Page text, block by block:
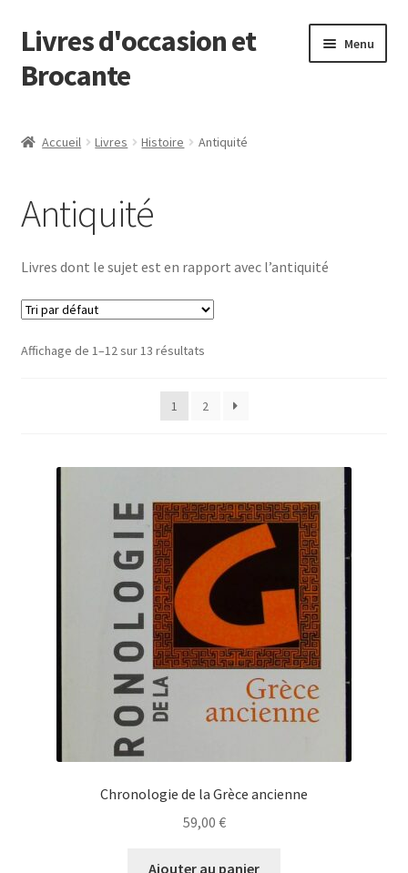
Aller
à
la
Aller
au
contenu
Livres d'occasion et
Brocante
Menu
Accueil Livres Histoire Antiquité
Antiquité
Livres dont le sujet est en rapport avec l’antiquité
Affichage de 1–12 sur 13 résultats
1 2
Chronologie de la Grèce ancienne
59,00 €
Ajouter au panier